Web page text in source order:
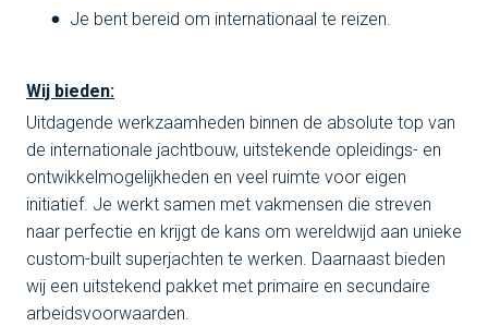
Je bent bereid om internationaal te reizen.
Wij bieden:
Uitdagende werkzaamheden binnen de absolute top van
de internationale jachtbouw, uitstekende opleidings- en
ontwikkelmogelijkheden en veel ruimte voor eigen
initiatief. Je werkt samen met vakmensen die streven
naar perfectie en krijgt de kans om wereldwijd aan unieke
custom-built superjachten te werken. Daarnaast bieden
wij een uitstekend pakket met primaire en secundaire
arbeidsvoorwaarden.